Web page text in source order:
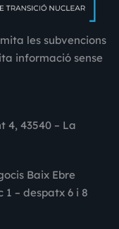
les subvencions
informació sense
4, 43540 – La
Baix Ebre
– despatx 6 i 8